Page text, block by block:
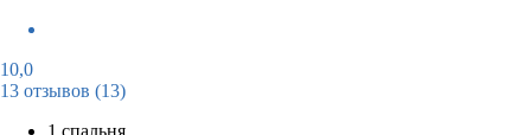
10,0
13 отзывов (13)
1 спальня